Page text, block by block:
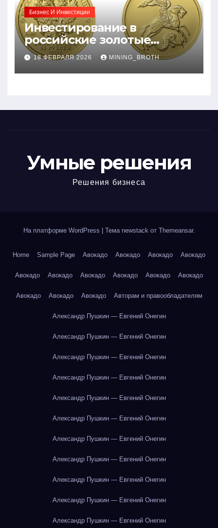
Бизнес И Инвестиции
Инвестирование в
российские золотые
монеты: подробное
руководство
18 ФЕВРАЛЯ 2026 MINING_BROTH
Умные решения
Решения бизнеса
На платформе WordPress Тема newstack от Themeansar.
Home Sample Page Авокадо Авокадо Авокадо Авокадо
Авокадо Авокадо Авокадо Авокадо Авокадо Авокадо
Авокадо Авокадо Авокадо Авторам и правообладателям
Александр Пушкин — Евгений Онегин
Александр Пушкин — Евгений Онегин
Александр Пушкин — Евгений Онегин
Александр Пушкин — Евгений Онегин
Александр Пушкин — Евгений Онегин
Александр Пушкин — Евгений Онегин
Александр Пушкин — Евгений Онегин
Александр Пушкин — Евгений Онегин
Александр Пушкин — Евгений Онегин
Александр Пушкин — Евгений Онегин
Александр Пушкин — Евгений Онегин